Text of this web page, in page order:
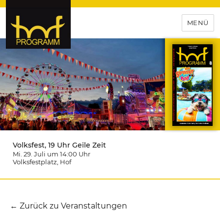
hof-programm – das
Veranstaltungsportal für
Hochfranken
MENÜ
Volksfest, 19 Uhr Geile Zeit
Mi. 29. Juli um 14:00 Uhr
Volksfestplatz , Hof
← Zurück zu Veranstaltungen